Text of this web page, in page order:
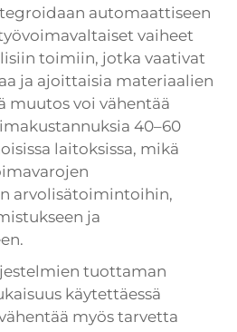
automaattiseen
vaiheet
toimiin, jotka vaativat
ja ajoittaisia materiaalien
muutos voi vähentää
40–60
laitoksissa, mikä
arvolisätoimintoihin,
ja
tuottaman
käytettäessä
myös tarvetta